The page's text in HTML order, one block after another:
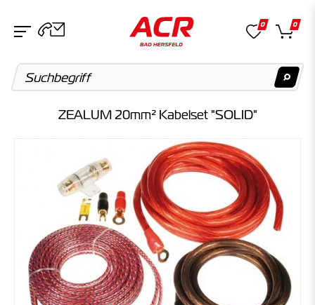
Keine Suchergebnisse gefunden.
Keine Suchergebnisse gefunden.
Kategorien
Keine Suchergebnisse gefunden.
0 0
ZEALUM 20mm² Kabelset "SOLID"